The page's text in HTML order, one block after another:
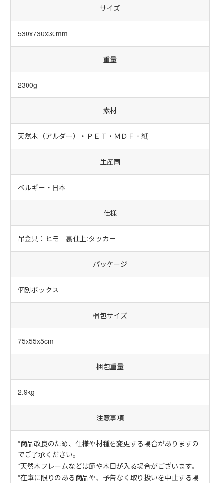
サイズ
530x730x30mm
重量
2300g
素材
天然木（アルダー）・ＰＥＴ・ＭＤＦ・紙
生産国
ベルギー・日本
仕様
吊金具：ヒモ 裏仕上:タッカー
パッケージ
個別ボックス
梱包サイズ
75x55x5cm
梱包重量
2.9kg
注意事項
*商品改良のため、仕様や材種を変更する場合がありますの
でご了承ください。
*天然木フレームなどは節や木目が入る場合がございます。
*在庫に限りのある商品や、予告なく取り扱いを中止する場